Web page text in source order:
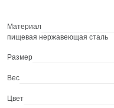
Материал
пищевая нержавеющая сталь
Размер
Вес
Цвет